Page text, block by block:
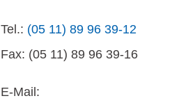
Tel.: (05 11) 89 96 39-12
Fax: (05 11) 89 96 39-16
E-Mail: